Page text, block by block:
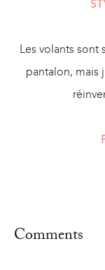
Les volants sont
pantalon, mais
Comments